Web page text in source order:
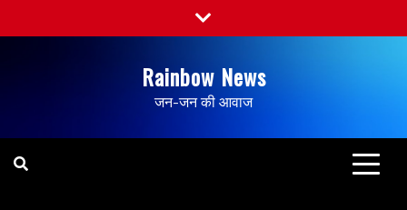
Rainbow News
जन-जन की आवाज